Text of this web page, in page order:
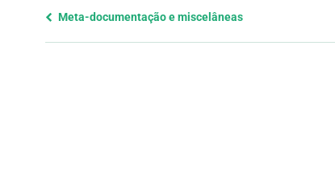
Previous
Meta-documentação e miscelâneas